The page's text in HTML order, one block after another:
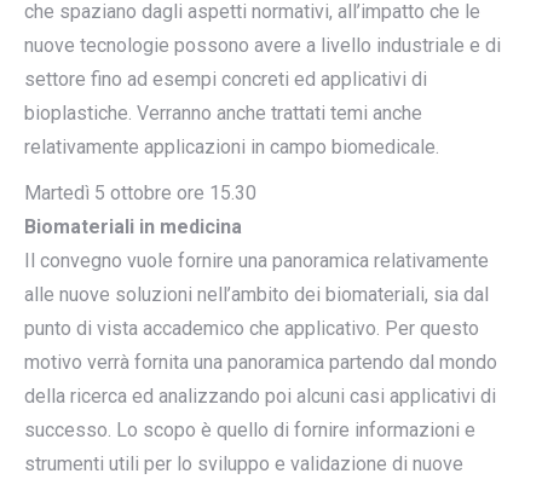
che spaziano dagli aspetti normativi, all’impatto che le
nuove tecnologie possono avere a livello industriale e di
settore fino ad esempi concreti ed applicativi di
bioplastiche. Verranno anche trattati temi anche
relativamente applicazioni in campo biomedicale.
Martedì 5 ottobre ore 15.30
Biomateriali in medicina
Il convegno vuole fornire una panoramica relativamente
alle nuove soluzioni nell’ambito dei biomateriali, sia dal
punto di vista accademico che applicativo. Per questo
motivo verrà fornita una panoramica partendo dal mondo
della ricerca ed analizzando poi alcuni casi applicativi di
successo. Lo scopo è quello di fornire informazioni e
strumenti utili per lo sviluppo e validazione di nuove